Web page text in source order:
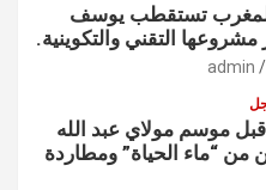
المغرب تستقطب يوسف
مشروعها التقني والتكوينية.
admin
موسم مولاي عبد الله
“ماء الحياة” ومطاردة